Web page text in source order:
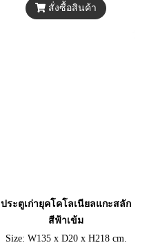
สั่งซื้อสินค้า
ประตูเก่ายุคโคโลเนียลแกะสลัก
สีฟ้าเข้ม
Size: W135 x D20 x H218 cm.